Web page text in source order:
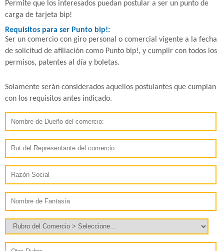
Permite que los interesados puedan postular a ser un punto de
carga de tarjeta bip!
Requisitos para ser Punto bip!:
Ser un comercio con giro personal o comercial vigente a la fecha
de solicitud de afiliación como Punto bip!, y cumplir con todos los
permisos, patentes al día y boletas.
Solamente serán considerados aquellos postulantes que cumplan
con los requisitos antes indicado.